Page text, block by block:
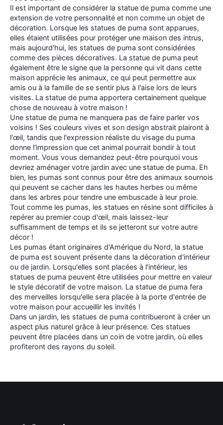
Il est important de considérer la statue de puma comme une
extension de votre personnalité et non comme un objet de
décoration. Lorsque les statues de puma sont apparues,
elles étaient utilisées pour protéger une maison des intrus,
mais aujourd'hui, les statues de puma sont considérées
comme des pièces décoratives. La statue de puma peut
également être le signe que la personne qui vit dans cette
maison apprécie les animaux, ce qui peut permettre aux
amis ou à la famille de se sentir plus à l'aise lors de leurs
visites. La statue de puma apportera certainement quelque
chose de nouveau à votre maison !
Une statue de puma ne manquera pas de faire parler vos
voisins ! Ses couleurs vives et son design abstrait plairont à
l'œil, tandis que l'expression réaliste du visage du puma
donne l'impression que cet animal pourrait bondir à tout
moment. Vous vous demandez peut-être pourquoi vous
devriez aménager votre jardin avec une statue de puma. Eh
bien, les pumas sont connus pour être des animaux sournois
qui peuvent se cacher dans les hautes herbes ou même
dans les arbres pour tendre une embuscade à leur proie.
Tout comme les pumas, les statues en résine sont difficiles à
repérer au premier coup d'œil, mais laissez-leur
suffisamment de temps et ils se jetteront sur votre autre
décor !
Les pumas étant originaires d'Amérique du Nord, la statue
de puma est souvent présente dans la décoration d'intérieur
ou de jardin. Lorsqu'elles sont placées à l'intérieur, les
statues de puma peuvent être utilisées pour mettre en valeur
le style décoratif de votre maison. La statue de puma fera
des merveilles lorsqu'elle sera placée à la porte d'entrée de
votre maison pour accueillir les invités !
Dans un jardin, les statues de puma contribueront à créer un
aspect plus naturel grâce à leur présence. Ces statues
peuvent être placées dans un coin de votre jardin, où elles
profiteront des rayons du soleil.